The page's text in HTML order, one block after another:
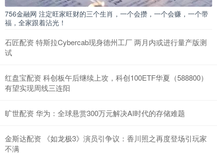
756金融网 注定旺家旺财的三个生肖，一个会攒，一个会赚，一个带
福，全家跟着沾光！
石匠配资 特斯拉Cybercab现身德州工厂 两月内或进行量产版测
试
红盘宝配资 科创板午后继续上攻，科创100ETF华夏（588800）
有望实现周线三连阳
旷世配资 华为：全球悬赏300万元解决AI时代的存储难题
金斯达配资 《如龙极3》演员引争议：香川照之再度登场引玩家
不满